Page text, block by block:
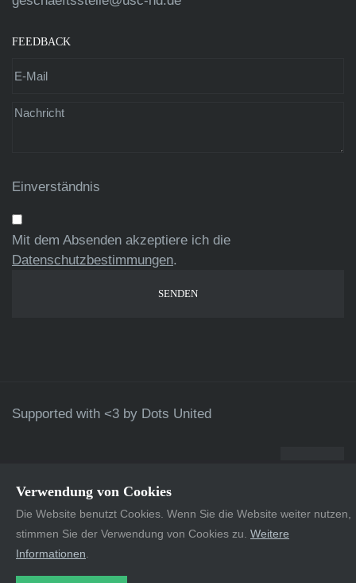
FEEDBACK
Einverständnis
Mit dem Absenden akzeptiere ich die
Datenschutzbestimmungen.
Supported with <3 by Dots United
Verwendung von Cookies
Die Website benutzt Cookies. Wenn Sie die Website weiter nutzen,
stimmen Sie der Verwendung von Cookies zu. Weitere
Informationen